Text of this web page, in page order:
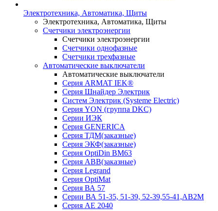
Электротехника, Автоматика, Щиты
Электротехника, Автоматика, Щиты
Счетчики электроэнергии
Счетчики электроэнергии
Счетчики однофазные
Счетчики трехфазные
Автоматические выключатели
Автоматические выключатели
Серия ARMAT IEK®
Серия Шнайдер Электрик
Систем Электрик (Systeme Electric)
Серия YON (группа DKC)
Серии ИЭК
Серия GENERICA
Серия ТДМ(заказные)
Серия ЭКФ(заказные)
Серия OptiDin BM63
Серия АВВ(заказные)
Серия Legrand
Серия OptiMat
Серия ВА 57
Серии ВА 51-35, 51-39, 52-39,55-41,АВ2М
Серия АЕ 2040